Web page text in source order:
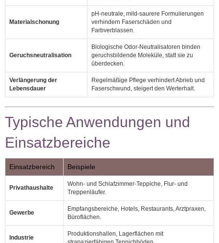
Materialschonung
pH‑neutrale, mild‑saurere Formulierungen
verhindern Faserschäden und
Farbverblassen.
Geruchsneutralisation
Biologische Odor‑Neutralisatoren binden
geruchsbildende Moleküle, statt sie zu
überdecken.
Verlängerung der
Lebensdauer
Regelmäßige Pflege verhindert Abrieb und
Faserschwund, steigert den Werterhalt.
Typische Anwendungen und
Einsatzbereiche
Einsatzbereich Beispiele
Privathaushalte
Wohn‑ und Schlafzimmer‑Teppiche, Flur‑ und
Treppenläufer.
Gewerbe
Empfangsbereiche, Hotels, Restaurants, Arztpraxen,
Büroflächen.
Industrie
Produktionshallen, Lagerflächen mit